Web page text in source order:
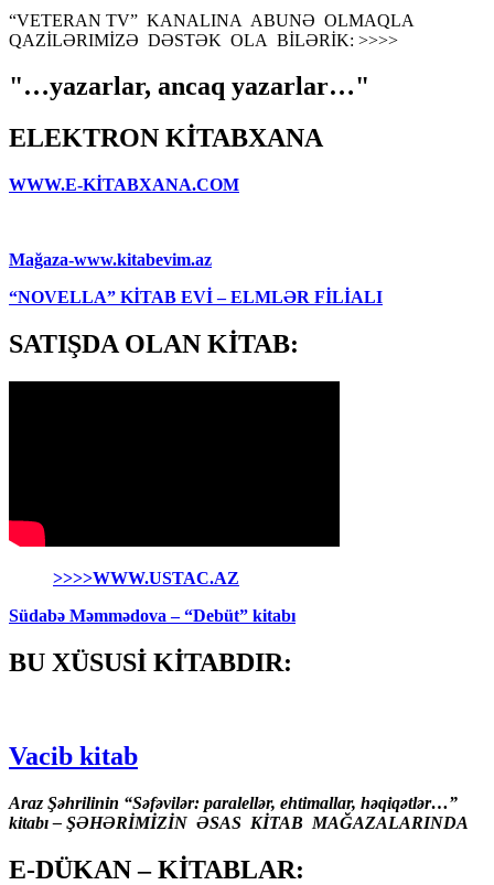
“VETERAN TV” KANALINA ABUNƏ OLMAQLA
QAZİLƏRIMİZƏ DƏSTƏK OLA BİLƏRİK: >>>>
"…yazarlar, ancaq yazarlar…"
ELEKTRON KİTABXANA
WWW.E-KİTABXANA.COM
Mağaza-www.kitabevim.az
“NOVELLA” KİTAB EVİ – ELMLƏR FİLİALI
SATIŞDA OLAN KİTAB:
>>>>WWW.USTAC.AZ
Südabə Məmmədova – “Debüt” kitabı
BU XÜSUSİ KİTABDIR:
Vacib kitab
Araz Şəhrilinin “Səfəvilər: paralellər, ehtimallar, həqiqətlər…”
kitabı – ŞƏHƏRİMİZİN ƏSAS KİTAB MAĞAZALARINDA
E-DÜKAN – KİTABLAR: